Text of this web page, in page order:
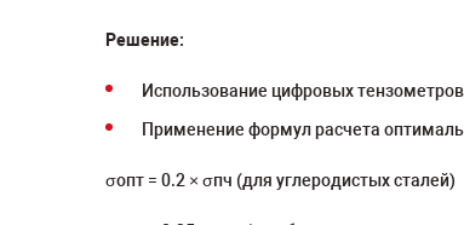
Решение:
Использование цифровых
Применение формул расчета
σопт = 0.2 × σпч (для углеродистых сталей)